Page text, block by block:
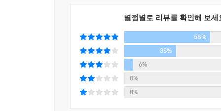
별점별로 리뷰를 확인해 보세
58%
35%
6%
0%
0%